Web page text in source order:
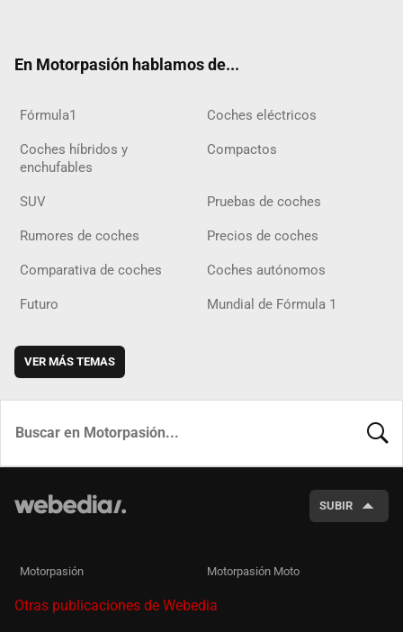
En Motorpasión hablamos de...
Fórmula1 Coches eléctricos
Coches híbridos y
enchufables
Compactos
SUV Pruebas de coches
Rumores de coches Precios de coches
Comparativa de coches Coches autónomos
Futuro Mundial de Fórmula 1
VER MÁS TEMAS
SUBIR
Motorpasión Motorpasión Moto
Otras publicaciones de Webedia